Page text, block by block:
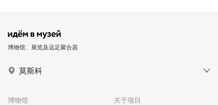
博物馆、展览及远足聚合器
莫斯科
博物馆
关于项目